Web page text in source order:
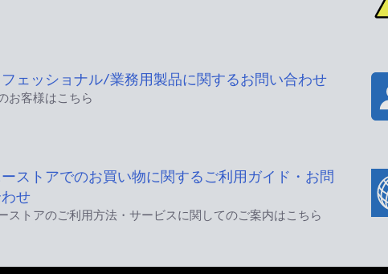
ェッショナル/業務用製品に関するお問い合わせ
お客様はこちら
ストアでのお買い物に関するご利用ガイド・お問
せ
ストアのご利用方法・サービスに関してのご案内はこちら